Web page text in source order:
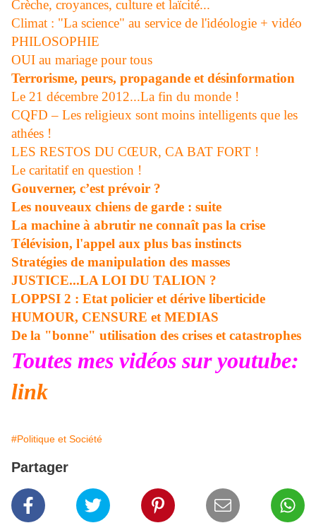
Crèche, croyances, culture et laïcité...
Climat : "La science" au service de l'idéologie + vidéo
PHILOSOPHIE
OUI au mariage pour tous
Terrorisme, peurs, propagande et désinformation
Le 21 décembre 2012...La fin du monde !
CQFD – Les religieux sont moins intelligents que les
athées !
LES RESTOS DU CŒUR, CA BAT FORT !
Le caritatif en question !
Gouverner, c’est prévoir ?
Les nouveaux chiens de garde : suite
La machine à abrutir ne connaît pas la crise
Télévision, l'appel aux plus bas instincts
Stratégies de manipulation des masses
JUSTICE...LA LOI DU TALION ?
LOPPSI 2 : Etat policier et dérive liberticide
HUMOUR, CENSURE et MEDIAS
De la "bonne" utilisation des crises et catastrophes
Toutes mes vidéos sur youtube:
link
#Politique et Société
Partager